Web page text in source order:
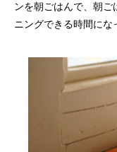
ンを朝ごはんで、朝
ニングできる時間にな